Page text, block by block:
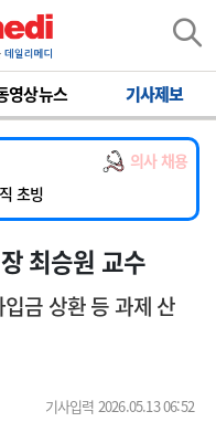
영상뉴스 기사제보
의사 채용
[동국대학교 경주병원] 내과(소화기, 심장, 내분비), 소아청소년과, 외과, 심장혈관흉부외과, 이비인후과, 병리과 교원 초빙
초빙
집 공고
최승원 교수
금 상환 등 과제 산
기사입력 2026.05.13 06:52